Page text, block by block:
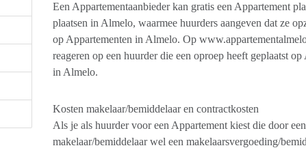
Een Appartementaanbieder kan gratis een Appartement
plaatsen in Almelo, waarmee huurders aangeven dat ze
op Appartementen in Almelo. Op
reageren op een huurder die een oproep heeft geplaatst
in Almelo.
Kosten makelaar/bemiddelaar en contractkosten
Als je als huurder voor een Appartement kiest die door
makelaar/bemiddelaar wel een makelaarsvergoeding/